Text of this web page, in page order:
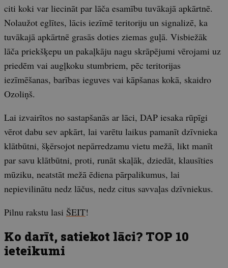
citi koki var liecināt par lāča esamību tuvākajā apkārtnē.
Nolaužot eglītes, lācis iezīmē teritoriju un signalizē, ka
tuvākajā apkārtnē grasās doties ziemas guļā. Visbiežāk
lāča priekšķepu un pakaļkāju nagu skrāpējumi vērojami uz
priedēm vai augļkoku stumbriem, pēc teritorijas
iezīmēšanas, barības ieguves vai kāpšanas kokā, skaidro
Ozoliņš.
Lai izvairītos no sastapšanās ar lāci, DAP iesaka rūpīgi
vērot dabu sev apkārt, lai varētu laikus pamanīt dzīvnieka
klātbūtni, šķērsojot nepārredzamu vietu mežā, likt manīt
par savu klātbūtni, proti, runāt skaļāk, dziedāt, klausīties
mūziku, neatstāt mežā ēdiena pārpalikumus, lai
nepievilinātu nedz lāčus, nedz citus savvaļas dzīvniekus.
Pilnu rakstu lasi ŠEIT!
Ko darīt, satiekot lāci? TOP 10
ieteikumi